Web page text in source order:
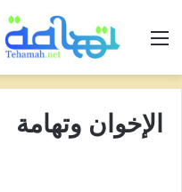
القائمة
الإخوان وتهامة